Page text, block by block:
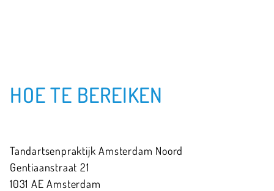
HOE TE BEREIKEN
Tandartsenpraktijk Amsterdam Noord
Gentiaanstraat21
1031 AE Amsterdam